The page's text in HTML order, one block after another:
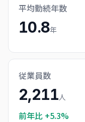
平均勤続年数
10.8年
従業員数
2,211人
前年比 +5.3%